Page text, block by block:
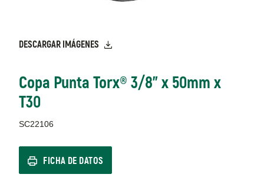
DESCARGAR IMÁGENES
Copa Punta Torx® 3/8" x 50mm x
T30
SC22106
FICHA DE DATOS